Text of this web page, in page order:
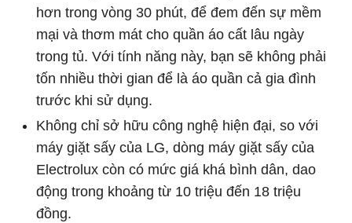
hơn trong vòng 30 phút, để đem đến sự mềm
mại và thơm mát cho quần áo cất lâu ngày
trong tủ. Với tính năng này, bạn sẽ không phải
tốn nhiều thời gian để là áo quần cả gia đình
trước khi sử dụng.
Không chỉ sở hữu công nghệ hiện đại, so với
máy giặt sấy của LG, dòng máy giặt sấy của
Electrolux còn có mức giá khá bình dân, dao
động trong khoảng từ 10 triệu đến 18 triệu
đồng.